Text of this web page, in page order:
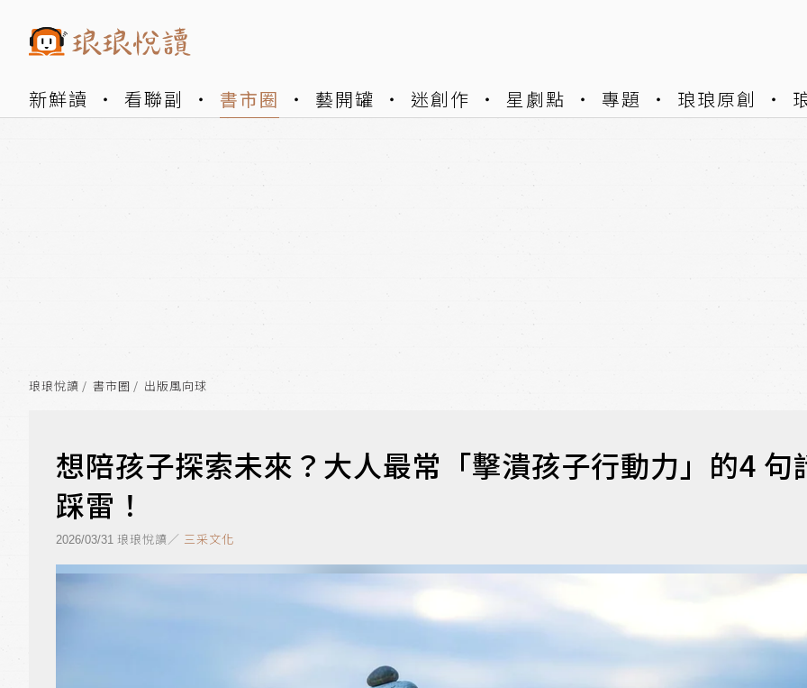
新鮮讀 看聯副 書市圈 藝開罐 迷創作 星劇點 專題 琅琅原創
琅琅悅讀 書市圈 出版風向球
想陪孩子探索未來？大人最常「擊潰孩子行動力」的4 句
踩雷！
2026/03/31 琅琅悅讀／ 三采文化